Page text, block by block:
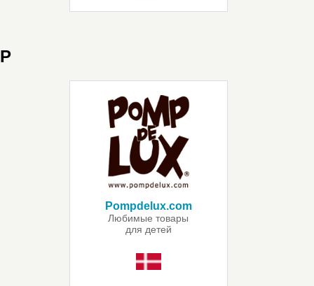
P
Pompdelux.com
Любимые товары
для детей